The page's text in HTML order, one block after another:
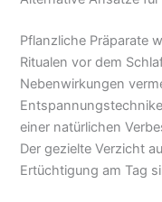
Pflanzliche Präparate
Ritualen vor dem
Nebenwirkungen
einer natürlichen
Der gezielte Verzicht
Ertüchtigung am Tag